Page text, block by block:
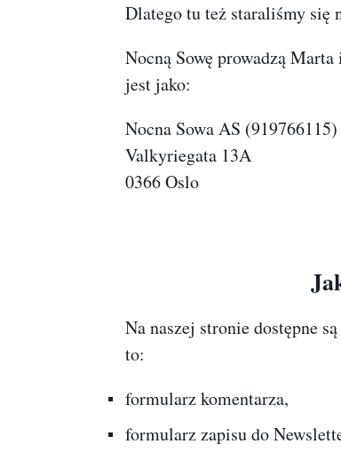
Dlatego tu też staraliśmy się
Nocną Sowę prowadzą
jest jako:
Nocna Sowa AS (919766115)
Valkyriegata 13A
0366 Oslo
Na naszej stronie dostępne
to:
formularz komentarza,
formularz zapisu do